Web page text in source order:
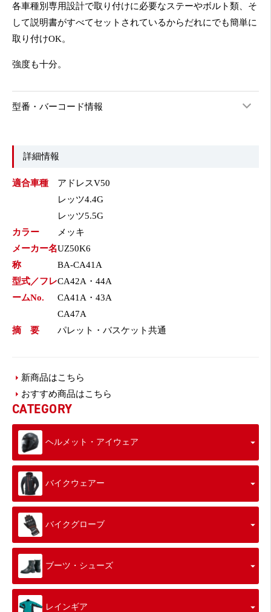
各車種別専用設計で取り付けに必要なステーやボルト類、そ
して説明書がすべてセットされているからだれにでも簡単に
取り付けOK。
強度も十分。
型番・バーコード情報
詳細情報
適合車種
アドレスV50
レッツ4.4G
レッツ5.5G
カラー
メッキ
メーカー名
称
UZ50K6
BA-CA41A
型式／フレ
ームNo.
CA42A・44A
CA41A・43A
CA47A
摘 要
パレット・バスケット共通
新商品はこちら
おすすめ商品はこちら
CATEGORY
ヘルメット・アイウェア
バイクウェアー
バイクグローブ
ブーツ・シューズ
レインギア